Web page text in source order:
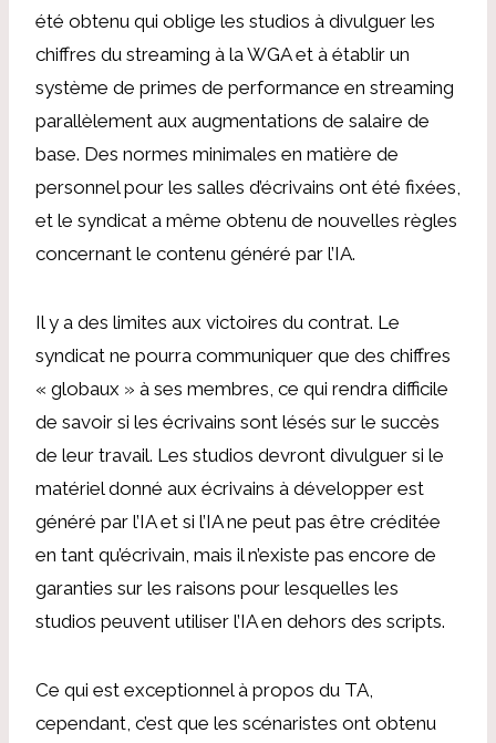
été obtenu qui oblige les studios à divulguer les
chiffres du streaming à la WGA et à établir un
système de primes de performance en streaming
parallèlement aux augmentations de salaire de
base. Des normes minimales en matière de
personnel pour les salles d’écrivains ont été fixées,
et le syndicat a même obtenu de nouvelles règles
concernant le contenu généré par l’IA.
Il y a des limites aux victoires du contrat. Le
syndicat ne pourra communiquer que des chiffres
« globaux » à ses membres, ce qui rendra difficile
de savoir si les écrivains sont lésés sur le succès
de leur travail. Les studios devront divulguer si le
matériel donné aux écrivains à développer est
généré par l’IA et si l’IA ne peut pas être créditée
en tant qu’écrivain, mais il n’existe pas encore de
garanties sur les raisons pour lesquelles les
studios peuvent utiliser l’IA en dehors des scripts.
Ce qui est exceptionnel à propos du TA,
cependant, c’est que les scénaristes ont obtenu